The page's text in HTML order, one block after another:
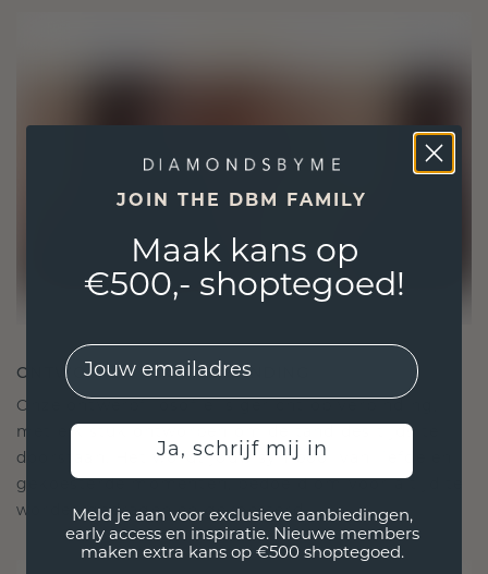
ONTWORPEN VOOR VERBINDING
Onze ontwerpfilosofie is gericht op verbinding,
met elk stuk ontworpen om de tand des tijds te
doorstaan. Het wordt jouw symbool van liefde en
gekoesterde momenten, bedoeld om voor altijd te
worden gedragen en gekoesterd.
JOIN THE DBM FAMILY
Maak kans op
€500,- shoptegoed!
EMail
Ja, schrijf mij in
Meld je aan voor exclusieve aanbiedingen,
early access en inspiratie. Nieuwe members
maken extra kans op €500 shoptegoed.